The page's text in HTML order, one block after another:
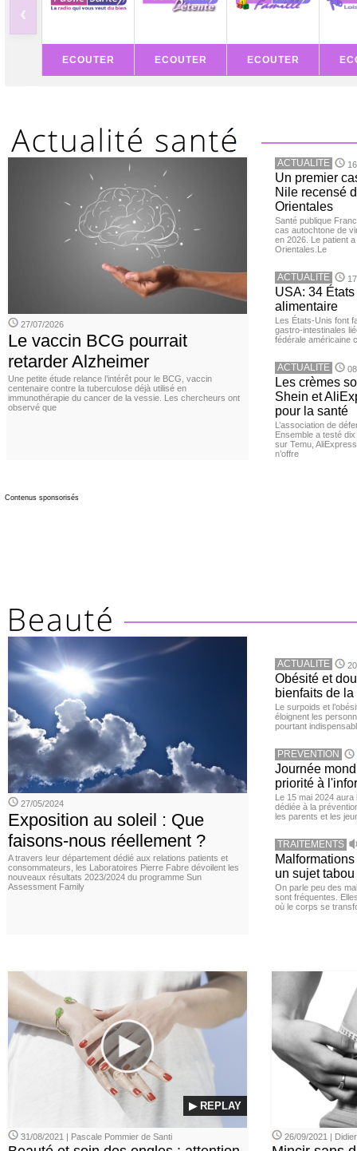
‹
ECOUTER ECOUTER ECOUTER
27/07/2026
Le vaccin BCG pourrait
retarder Alzheimer
Une petite étude relance l’intérêt pour le BCG, vaccin
centenaire contre la tuberculose déjà utilisé en
immunothérapie du cancer de la vessie. Les chercheurs ont
observé que
ACTUALITE
Un premier
Nile recensé
Orientales
Santé publique
cas autochtone de
en 2026. Le patient
Orientales.Le
ACTUALITE
USA: 34
alimentaire
Les États-Unis font
gastro-intestinales
fédérale américaine
ACTUALITE
Les crèmes
Shein et
pour la santé
L’association de
Ensemble a testé
sur Temu,
n’offre
Contenus sponsorisés
27/05/2024
Exposition au soleil : Que
faisons-nous réellement ?
A travers leur département dédié aux relations patients et
consommateurs, les Laboratoires Pierre Fabre dévoilent les
nouveaux résultats 2023/2024 du programme Sun
Assessment Family
ACTUALITE
Obésité et
bienfaits de
Le surpoids et
éloignent les
pourtant
PREVENTION
Journée
priorité à
Le 15 mai 2024 aura
dédiée à la
les parents et les
TRAITEMENTS
un sujet tabou
On parle peu des
sont fréquentes.
où le corps se
▶ REPLAY
31/08/2021 | Pascale Pommier de Santi 26/09/2021 |